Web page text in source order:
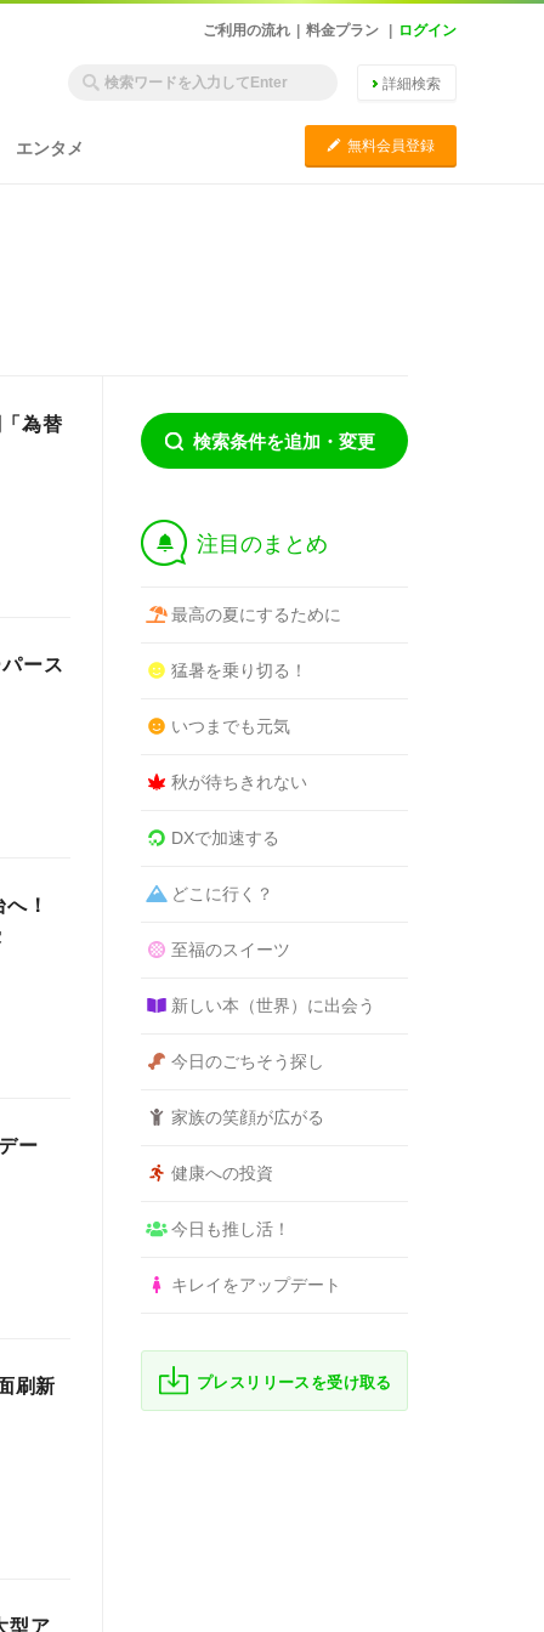
ご利用の流れ 料金プラン ログイン
詳細検索
エンタメ C 無料会員登録
為替
ース
！
ー
刷新
型ア
検索条件を追加・変更
† 注目のまとめ
最高の夏にするために
猛暑を乗り切る！
いつまでも元気
秋が待ちきれない
DXで加速する
どこに行く？
至福のスイーツ
新しい本（世界）に出会う
今日のごちそう探し
家族の笑顔が広がる
健康への投資
今日も推し活！
キレイをアップデート
プレスリリースを受け取る